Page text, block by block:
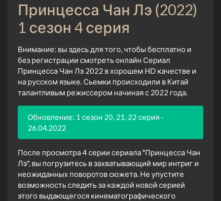
Принцесса Чан Лэ (2022)
1 сезон 4 серия
Внимание: вы здесь для того, чтобы бесплатно и
без регистрации смотреть онлайн Сериал
Принцесса Чан Лэ 2022 в хорошем HD качестве и
на русском языке. Сьемки происходили в Китай
талантливым режиссером начиная с 2022 года.
Обновление: 1 сезон 20, 21, 22 серия -
26.04.2022
После просмотра 4 серии сериала "Принцесса Чан
Лэ", вы погрузитесь в захватывающий мир интриг и
неожиданных поворотов сюжета. Не упустите
возможность следить за каждой новой серией
этого выдающегося кинематографического